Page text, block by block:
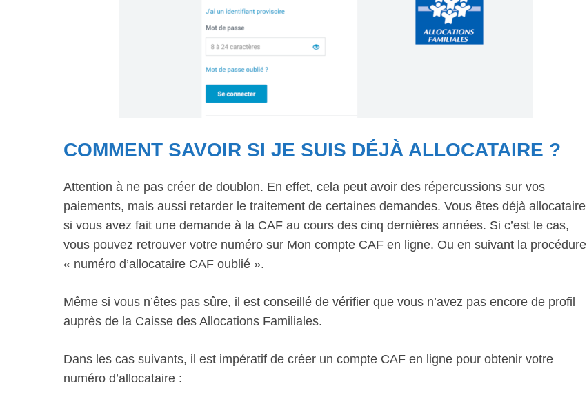
COMMENT SAVOIR SI JE SUIS DÉJÀ ALLOCATAIRE ?
Attention à ne pas créer de doublon. En effet, cela peut avoir des répercussions sur vos
paiements, mais aussi retarder le traitement de certaines demandes. Vous êtes déjà allocataire
si vous avez fait une demande à la CAF au cours des cinq dernières années. Si c’est le cas,
vous pouvez retrouver votre numéro sur Mon compte CAF en ligne. Ou en suivant la procédure
« numéro d’allocataire CAF oublié ».
Même si vous n’êtes pas sûre, il est conseillé de vérifier que vous n’avez pas encore de profil
auprès de la Caisse des Allocations Familiales.
Dans les cas suivants, il est impératif de créer un compte CAF en ligne pour obtenir votre
numéro d’allocataire :